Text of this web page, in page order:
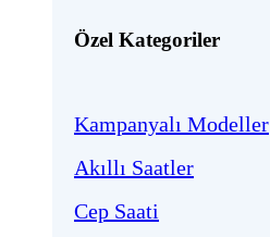
Özel Kategoriler
Kampanyalı Modeller
Akıllı Saatler
Cep Saati